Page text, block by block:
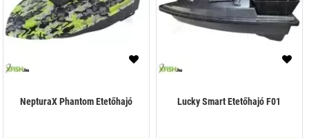
NepturaX Phantom Etetőhajó Lucky Smart Etetőhajó F01